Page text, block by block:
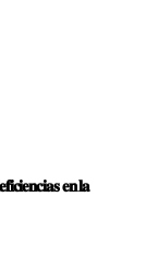
𝐞𝐧 𝐥𝐚